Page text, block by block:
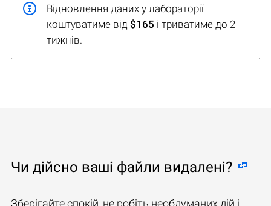
Відновлення даних у лабораторії
коштуватиме від $165 і триватиме до 2
тижнів.
Чи дійсно ваші файли видалені?
Зберігайте спокій, не робіть необдуманих дій і